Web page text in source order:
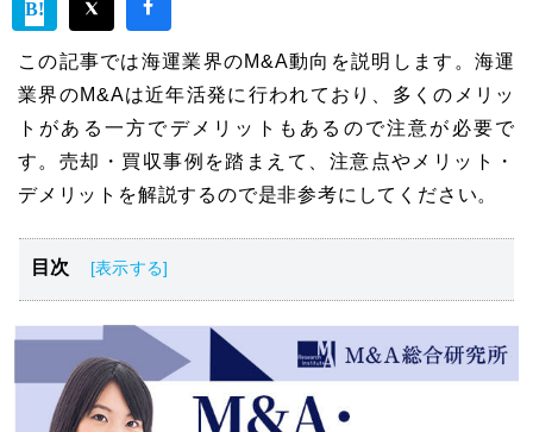
この記事では海運業界のM&A動向を説明します。海運
業界のM&Aは近年活発に行われており、多くのメリッ
トがある一方でデメリットもあるので注意が必要で
す。売却・買収事例を踏まえて、注意点やメリット・
デメリットを解説するので是非参考にしてください。
目次
海運業界の概要と動向
海運業界のM&A動向
海運業界のM&Aにおけるメリット
海運業界のM&Aにおける買収・売却事例5選